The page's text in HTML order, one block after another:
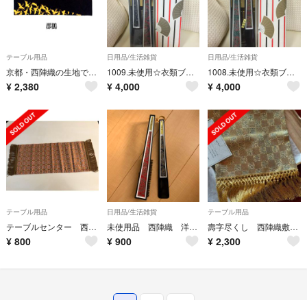
テーブル用品
京都・西陣織の生地で仕立てた和柄のお洒落なテーブルマット 敷物
¥ 2,380
日用品/生活雑貨
1009.未使用☆衣類ブラシと靴べらセット☆西陣織
¥ 4,000
日用品/生活雑貨
1008.未使用☆衣類ブラシと靴べらセット☆西陣織
¥ 4,000
テーブル用品
テーブルセンター 西陣 京都 新品未使用
¥ 800
日用品/生活雑貨
未使用品 西陣織 洋服ブラシ 靴べら
¥ 900
テーブル用品
壽字尽くし 西陣織敷物 テーブルランナー
¥ 2,300